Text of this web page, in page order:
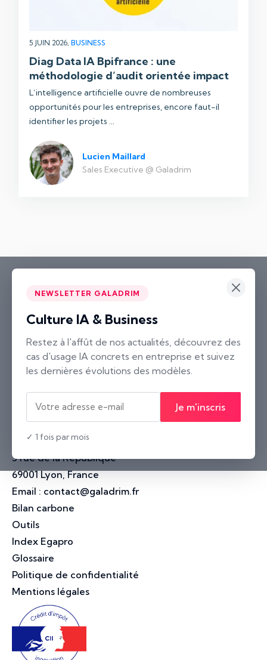
5 JUIN 2026, BUSINESS
Diag Data IA Bpifrance : une
méthodologie d’audit orientée impact
L’intelligence artificielle ouvre de nombreuses
opportunités pour les entreprises, encore faut-il
identifier les projets ...
Lucien Maillard
Sales Executive @ Galadrim
NEWSLETTER GALADRIM
Culture IA & Business
Restez à l'affût de nos actualités, découvrez des
cas d'usage IA concrets en entreprise et suivez
les dernières évolutions des modèles.
Je m'inscris
✓ 1 fois par mois
Paris
2 rue Neuve Saint-Pierre
75004 Paris, France
Nantes
10 rue Voltaire
44000 Nantes, France
Lyon
3 rue de la République
69001 Lyon, France
Email : contact@galadrim.fr
Bilan carbone
Outils
Index Egapro
Glossaire
Politique de confidentialité
Mentions légales